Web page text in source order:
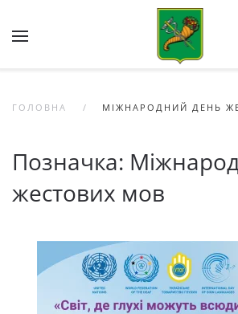
Skip to main content
ГОЛОВНА МІЖНАРОДНИЙ ДЕНЬ
Позначка:
жестових мов